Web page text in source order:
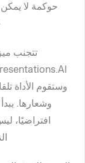
حوكمة لا
وستقوم الأداة
وشعارها.
افتراضيًا،